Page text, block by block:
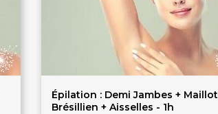
Épilation : Demi Jambes + Maillot
Brésillien + Aisselles - 1h